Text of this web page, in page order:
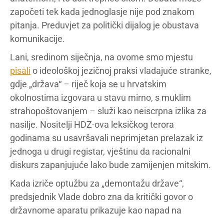
započeti tek kada jednoglasje nije pod znakom
pitanja. Preduvjet za politički dijalog je obustava
komunikacije.
Lani, sredinom siječnja, na ovome smo mjestu
pisali o ideološkoj jezičnoj praksi vladajuće stranke,
gdje „država“ – riječ koja se u hrvatskim
okolnostima izgovara u stavu mirno, s muklim
strahopoštovanjem – služi kao neiscrpna izlika za
nasilje. Nositelji HDZ-ova leksičkog terora
godinama su usavršavali neprimjetan prelazak iz
jednoga u drugi registar, vještinu da racionalni
diskurs zapanjujuće lako bude zamijenjen mitskim.
Kada izriče optužbu za „demontažu države“,
predsjednik Vlade dobro zna da kritički govor o
državnome aparatu prikazuje kao napad na